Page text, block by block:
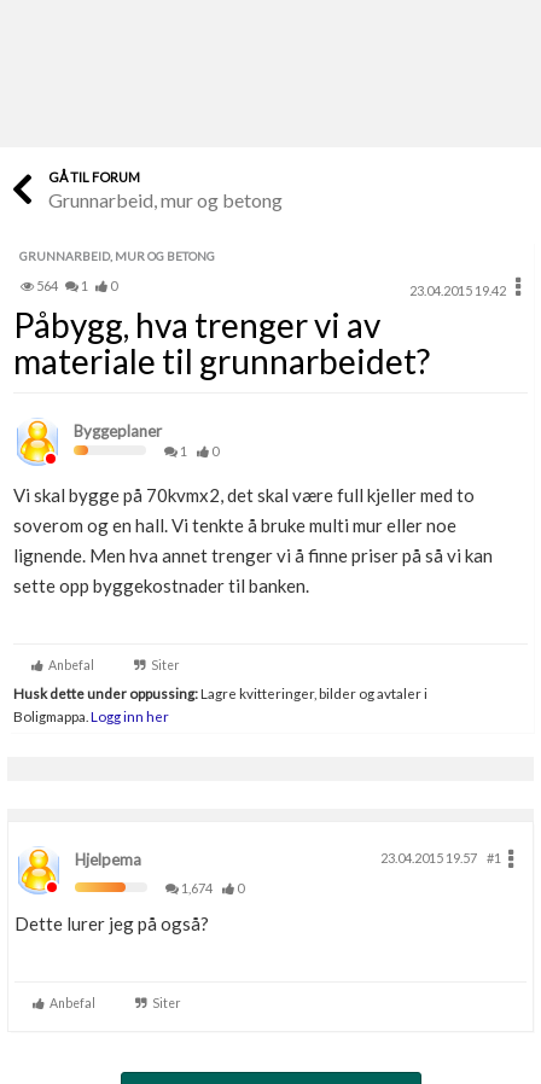
Finn håndverkere
Papirer som mangler
Skaff dokumentasjon som mangler
Se din bolig? Klikk her
Boligmappa+
Få mer ut av Boligmappa
GÅ TIL FORUM
Grunnarbeid, mur og betong
GRUNNARBEID, MUR OG BETONG
564 1 0 23.04.2015 19.42
Påbygg, hva trenger vi av
materiale til grunnarbeidet?
Byggeplaner
1 0
Vi skal bygge på 70kvmx2, det skal være full kjeller med to
soverom og en hall. Vi tenkte å bruke multi mur eller noe
lignende. Men hva annet trenger vi å finne priser på så vi kan
sette opp byggekostnader til banken.
Anbefal Siter
Husk dette under oppussing:Lagre kvitteringer, bilder og avtaler i
Boligmappa. Logg inn her
Hjelpema 23.04.2015 19.57
#1
1,674
0
Dette lurer jeg på også?
Anbefal Siter